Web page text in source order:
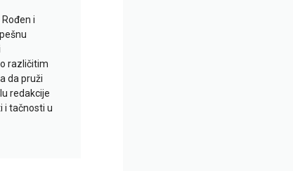
i
različitim
da pruži
redakcije
i tačnosti u